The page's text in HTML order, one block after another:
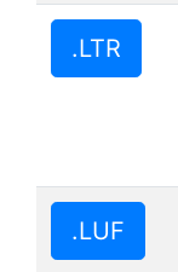
.LTR
.LUF